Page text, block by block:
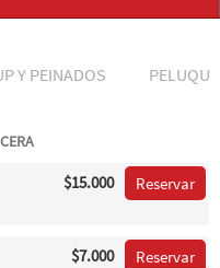
Y PEINADOS
$15.000 Reservar
$7.000 Reservar